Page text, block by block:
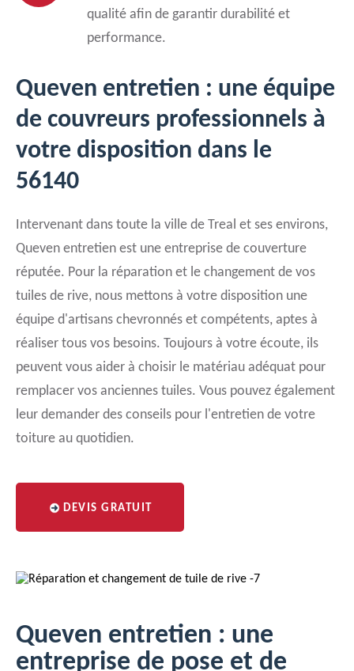
qualité afin de garantir durabilité et
performance.
Queven entretien : une équipe
de couvreurs professionnels à
votre disposition dans le
56140
Intervenant dans toute la ville de Treal et ses environs,
Queven entretien est une entreprise de couverture
réputée. Pour la réparation et le changement de vos
tuiles de rive, nous mettons à votre disposition une
équipe d'artisans chevronnés et compétents, aptes à
réaliser tous vos besoins. Toujours à votre écoute, ils
peuvent vous aider à choisir le matériau adéquat pour
remplacer vos anciennes tuiles. Vous pouvez également
leur demander des conseils pour l'entretien de votre
toiture au quotidien.
DEVIS GRATUIT
Queven entretien : une
entreprise de pose et de